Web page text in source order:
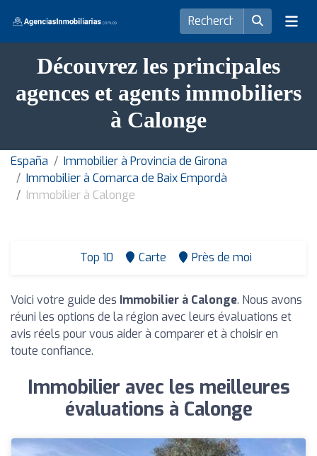
Découvrez les principales
agences et agents immobiliers
à Calonge
España
Immobilier à Provincia de Girona
Immobilier à Comarca de Baix Empordà
Immobilier à Calonge
Top 10 Carte Près de moi
Voici votre guide des Immobilier à Calonge. Nous avons
réuni les options de la région avec leurs évaluations et
avis réels pour vous aider à comparer et à choisir en
toute confiance.
Immobilier avec les meilleures
évaluations à Calonge